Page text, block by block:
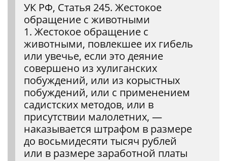
УК РФ, Статья 245. Жестокое
обращение с животными
1. Жестокое обращение с
животными, повлекшее их гибель
или увечье, если это деяние
совершено из хулиганских
побуждений, или из корыстных
побуждений, или с применением
садистских методов, или в
присутствии малолетних, —
наказывается штрафом в размере
до восьмидесяти тысяч рублей
или в размере заработной платы